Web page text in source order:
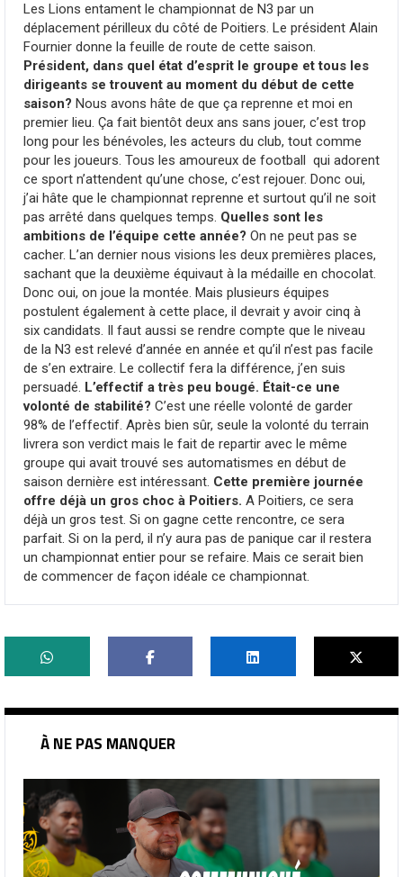
Les Lions entament le championnat de N3 par un
déplacement périlleux du côté de Poitiers. Le président Alain
Fournier donne la feuille de route de cette saison.
Président, dans quel état d’esprit le groupe et tous les
dirigeants se trouvent au moment du début de cette
saison? Nous avons hâte de que ça reprenne et moi en
premier lieu. Ça fait bientôt deux ans sans jouer, c’est trop
long pour les bénévoles, les acteurs du club, tout comme
pour les joueurs. Tous les amoureux de football qui adorent
ce sport n’attendent qu’une chose, c’est rejouer. Donc oui,
j’ai hâte que le championnat reprenne et surtout qu’il ne soit
pas arrêté dans quelques temps. Quelles sont les
ambitions de l’équipe cette année? On ne peut pas se
cacher. L’an dernier nous visions les deux premières places,
sachant que la deuxième équivaut à la médaille en chocolat.
Donc oui, on joue la montée. Mais plusieurs équipes
postulent également à cette place, il devrait y avoir cinq à
six candidats. Il faut aussi se rendre compte que le niveau
de la N3 est relevé d’année en année et qu’il n’est pas facile
de s’en extraire. Le collectif fera la différence, j’en suis
persuadé. L’effectif a très peu bougé. Était-ce une
volonté de stabilité? C’est une réelle volonté de garder
98% de l’effectif. Après bien sûr, seule la volonté du terrain
livrera son verdict mais le fait de repartir avec le même
groupe qui avait trouvé ses automatismes en début de
saison dernière est intéressant. Cette première journée
offre déjà un gros choc à Poitiers. A Poitiers, ce sera
déjà un gros test. Si on gagne cette rencontre, ce sera
parfait. Si on la perd, il n’y aura pas de panique car il restera
un championnat entier pour se refaire. Mais ce serait bien
de commencer de façon idéale ce championnat.
À NE PAS MANQUER